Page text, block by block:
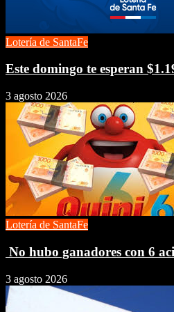
Lotería de SantaFe
Este domingo te esperan
3 agosto 2026
Lotería de SantaFe
No hubo ganadores con 6
3 agosto 2026